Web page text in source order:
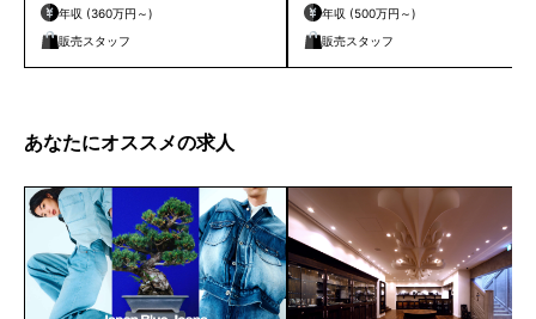
年収 (360万円～)
販売スタッフ
年収 (500万円～)
販売スタッフ
あなたにオススメの求人